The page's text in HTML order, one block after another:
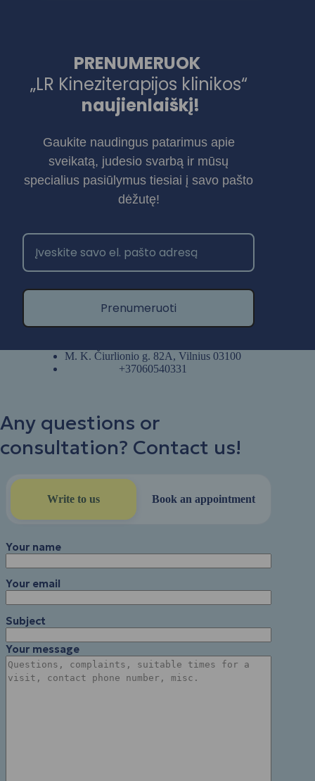
PRENUMERUOK
„LR Kineziterapijos klinikos“
naujienlaiškį!
Gaukite naudingus patarimus apie
sveikatą, judesio svarbą ir mūsų
specialius pasiūlymus tiesiai į savo pašto
dėžutę!
Prenumeruoti
M. K. Čiurlionio g. 82A, Vilnius 03100
+37060540331
Any questions or
consultation? Contact us!
Write to us Book an appointment
Your name
Your email
Subject
Your message